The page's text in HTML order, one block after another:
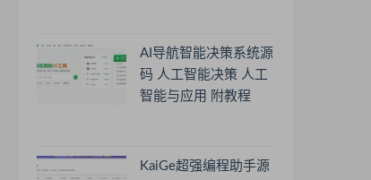
AI导航智能决策系统源
码 人工智能决策 人工
智能与应用 附教程
KaiGe超强编程助手源